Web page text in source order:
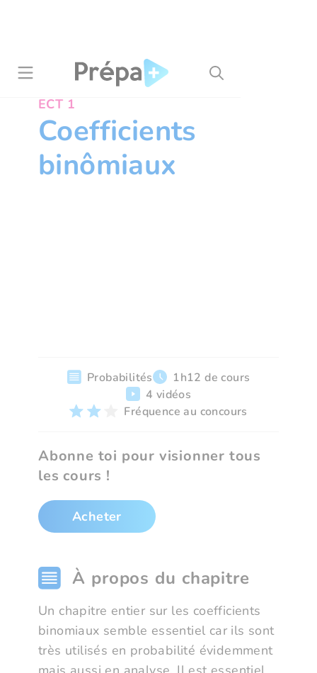
ECT 1
Coefficients
binômiaux
Probabilités
1h12 de cours
4 vidéos
Fréquence au concours
Abonne toi pour visionner tous
les cours !
Acheter
À propos du chapitre
Un chapitre entier sur les coefficients
binomiaux semble essentiel car ils sont
très utilisés en probabilité évidemment